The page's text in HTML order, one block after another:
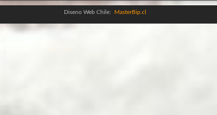
Diseno Web Chile: MasterBip.cl